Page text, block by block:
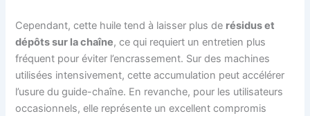
Cependant, cette huile tend à laisser plus de résidus et
dépôts sur la chaîne, ce qui requiert un entretien plus
fréquent pour éviter l’encrassement. Sur des machines
utilisées intensivement, cette accumulation peut accélérer
l’usure du guide-chaîne. En revanche, pour les utilisateurs
occasionnels, elle représente un excellent compromis